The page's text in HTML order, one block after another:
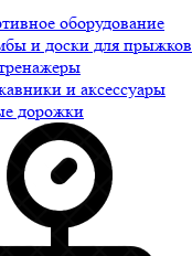
оборудование
и доски для прыжков
и аксессуары
дорожки